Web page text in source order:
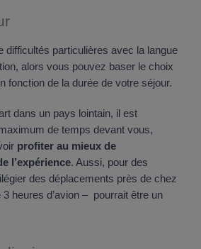
difficultés particulières avec la langue
alors vous pouvez baser le choix
fonction de la durée de votre séjour.
dans un pays lointain, il est
de temps devant vous,
profiter au mieux de
l’expérience. Aussi, pour des
des déplacements près de chez
heures d’avion – pourrait être un